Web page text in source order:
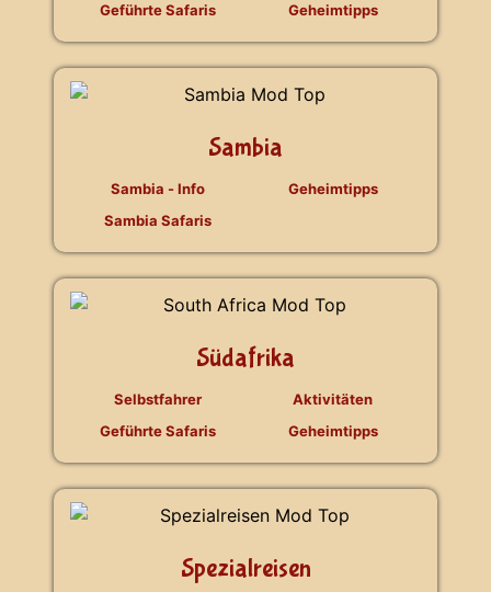
Geführte Safaris
Geheimtipps
Sambia
Sambia - Info
Sambia Safaris
Geheimtipps
Südafrika
Selbstfahrer
Geführte Safaris
Aktivitäten
Geheimtipps
Spezialreisen